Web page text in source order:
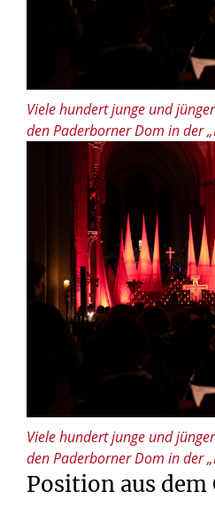
Viele hundert junge und
den Paderborner Dom in der
Viele hundert junge und
den Paderborner Dom in der
Position aus dem